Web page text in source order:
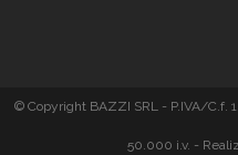
© Copyright BAZZI SRL - P.IVA/C.f.
50.000 i.v. -